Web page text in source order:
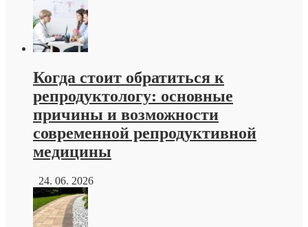
Когда стоит обратиться к
репродуктологу: основные
причины и возможности
современной репродуктивной
медицины
24. 06. 2026